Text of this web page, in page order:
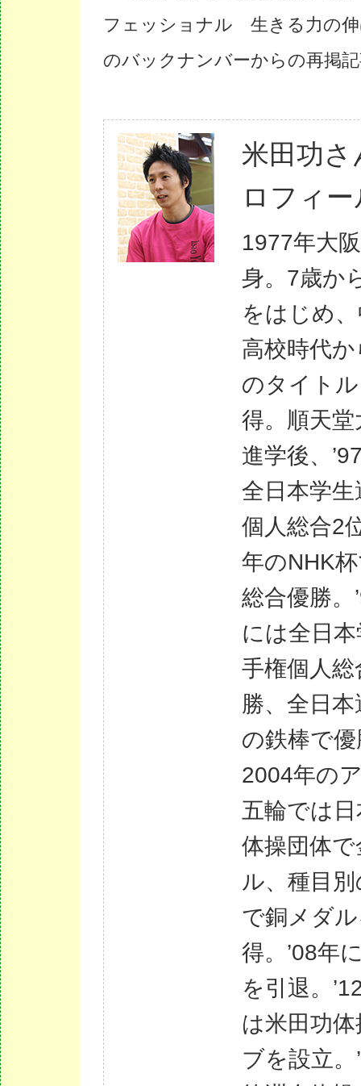
フェッショナル 生きる力の
のバックナンバーからの再掲
米田功さ
ロフィー
1977年大
身。7歳か
をはじめ
高校時代
のタイト
得。順天堂
進学後、
全日本学生
個人総合2
年のNHK
総合優勝。
には全日
手権個人総
勝、全日本
の鉄棒で
2004年の
五輪では
体操団体
ル、種目
で銅メダ
得。’08年
を引退。
は米田功
ブを設立。